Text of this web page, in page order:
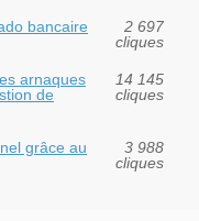
bancaire
2 697
cliques
arnaques
de
14 145
cliques
grâce au
3 988
cliques